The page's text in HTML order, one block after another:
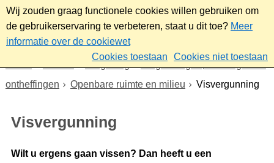
Wij zouden graag functionele cookies willen gebruiken om
de gebruikerservaring te verbeteren, staat u dit toe? Meer
informatie over de cookiewet
Cookies toestaan
Cookies niet toestaan
Omgeving
Vergunningen, meldingen en
ontheffingen
Openbare ruimte en milieu Visvergunning
Visvergunning
Wilt u ergens gaan vissen? Dan heeft u een